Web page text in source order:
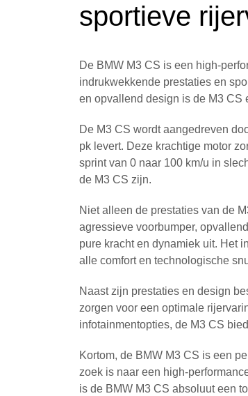
sportieve
De BMW M3 CS is een high-
indrukwekkende prestaties en
en opvallend design is de M3 CS
De M3 CS wordt aangedreven
pk levert. Deze krachtige motor
sprint van 0 naar 100 km/u in
de M3 CS zijn.
Niet alleen de prestaties van de
agressieve voorbumper,
pure kracht en dynamiek uit. Het
alle comfort en technologische
Naast zijn prestaties en design
zorgen voor een optimale
infotainmentopties, de M3 CS
Kortom, de BMW M3 CS is een
zoek is naar een high-
is de BMW M3 CS absoluut een